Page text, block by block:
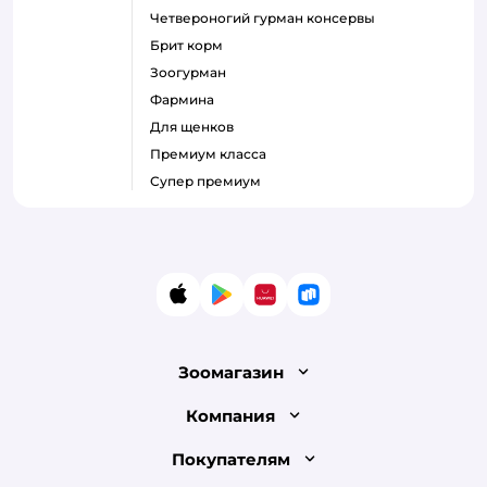
четвероногий гурман консервы
брит корм
зоогурман
фармина
для щенков
премиум класса
супер премиум
App StoreGoogle Play
AppGallery
RuStore
Зоомагазин
Лицензия
Доставка и оплата
Компания
О компании
Покупателям